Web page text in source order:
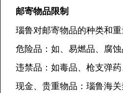
邮寄物品限制
瑙鲁对邮寄物品的种类和
危险品：如、易燃品、腐蚀
违禁品：如毒品、枪支弹药
现金、贵重物品：瑙鲁海